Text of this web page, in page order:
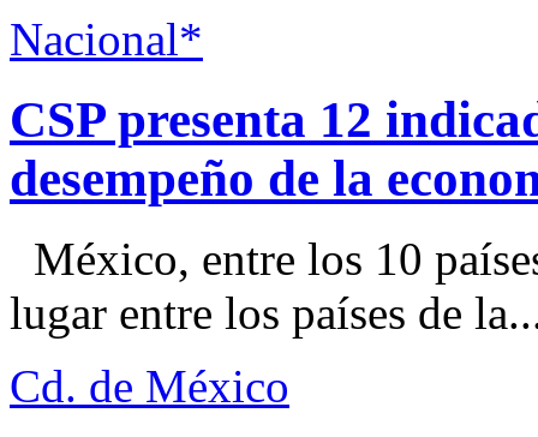
Nacional*
CSP presenta 12
desempeño de la
México, entre los 10
lugar entre los países de
Cd. de México